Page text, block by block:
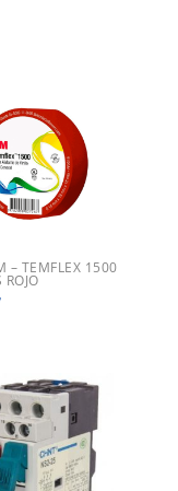
– TEMFLEX 1500